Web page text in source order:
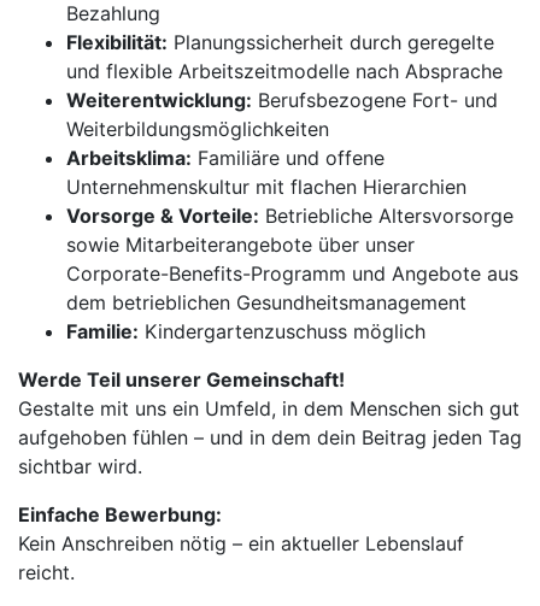
Bezahlung
Flexibilität: Planungssicherheit durch geregelte
und flexible Arbeitszeitmodelle nach Absprache
Weiterentwicklung: Berufsbezogene Fort- und
Weiterbildungsmöglichkeiten
Arbeitsklima: Familiäre und offene
Unternehmenskultur mit flachen Hierarchien
Vorsorge & Vorteile: Betriebliche Altersvorsorge
sowie Mitarbeiterangebote über unser
Corporate-Benefits-Programm und Angebote aus
dem betrieblichen Gesundheitsmanagement
Familie: Kindergartenzuschuss möglich
Werde Teil unserer Gemeinschaft!
Gestalte mit uns ein Umfeld, in dem Menschen sich gut
aufgehoben fühlen – und in dem dein Beitrag jeden Tag
sichtbar wird.
Einfache Bewerbung:
Kein Anschreiben nötig – ein aktueller Lebenslauf
reicht.